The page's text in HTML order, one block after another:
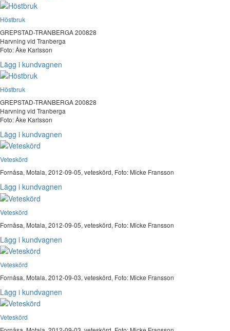
Höstbruk
GREPSTAD-TRANBERGA 200828
Harvning vid Tranberga
Foto: Åke Karlsson
Lägg i kundvagnen
Höstbruk
GREPSTAD-TRANBERGA 200828
Harvning vid Tranberga
Foto: Åke Karlsson
Lägg i kundvagnen
Veteskörd
Fornåsa, Motala, 2012-09-05, veteskörd, Foto: Micke Fransson
Lägg i kundvagnen
Veteskörd
Fornåsa, Motala, 2012-09-05, veteskörd, Foto: Micke Fransson
Lägg i kundvagnen
Veteskörd
Fornåsa, Motala, 2012-09-03, veteskörd, Foto: Micke Fransson
Lägg i kundvagnen
Veteskörd